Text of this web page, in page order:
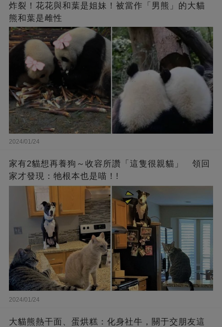
炸裂！花花與和葉是姐妹！被當作「男熊」的大貓
熊和葉是雌性
2024/01/24
家有2貓想再養狗～收容所讚「這隻很親貓」 領回
家才發現：牠根本也是喵！!
2024/01/24
大貓熊熱干面、蛋烘糕：化身社牛，關于交朋友這